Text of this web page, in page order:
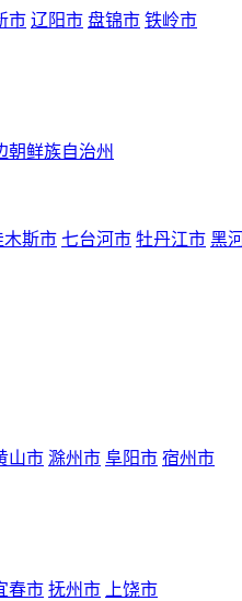
市 辽阳市 盘锦市 铁岭市
朝鲜族自治州
木斯市 七台河市 牡丹江市 黑
山市 滁州市 阜阳市 宿州市
春市 抚州市 上饶市